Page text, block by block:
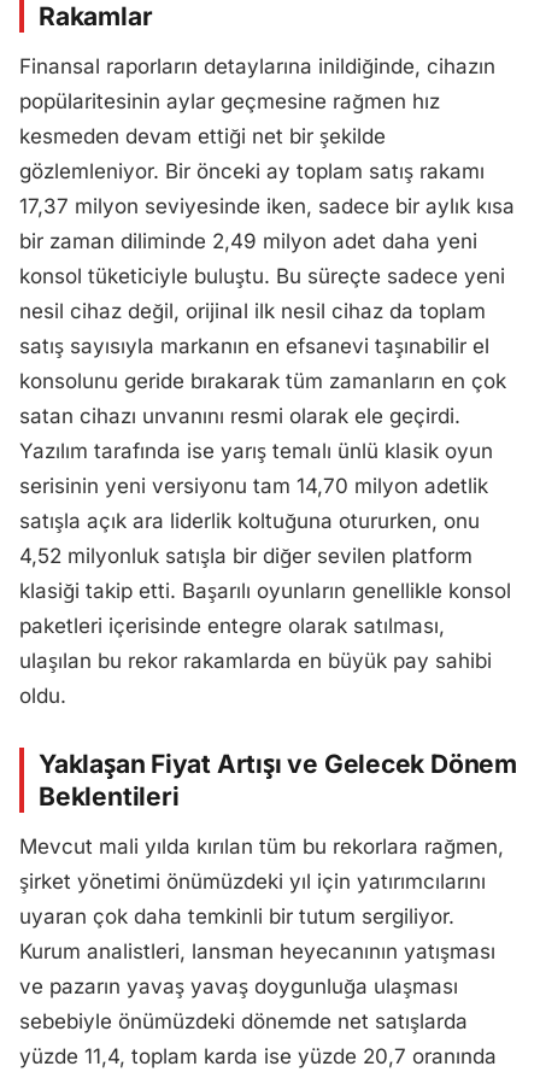
Rakamlar
Finansal raporların detaylarına inildiğinde, cihazın
popülaritesinin aylar geçmesine rağmen hız
kesmeden devam ettiği net bir şekilde
gözlemleniyor. Bir önceki ay toplam satış rakamı
17,37 milyon seviyesinde iken, sadece bir aylık kısa
bir zaman diliminde 2,49 milyon adet daha yeni
konsol tüketiciyle buluştu. Bu süreçte sadece yeni
nesil cihaz değil, orijinal ilk nesil cihaz da toplam
satış sayısıyla markanın en efsanevi taşınabilir el
konsolunu geride bırakarak tüm zamanların en çok
satan cihazı unvanını resmi olarak ele geçirdi.
Yazılım tarafında ise yarış temalı ünlü klasik oyun
serisinin yeni versiyonu tam 14,70 milyon adetlik
satışla açık ara liderlik koltuğuna otururken, onu
4,52 milyonluk satışla bir diğer sevilen platform
klasiği takip etti. Başarılı oyunların genellikle konsol
paketleri içerisinde entegre olarak satılması,
ulaşılan bu rekor rakamlarda en büyük pay sahibi
oldu.
Yaklaşan Fiyat Artışı ve Gelecek Dönem
Beklentileri
Mevcut mali yılda kırılan tüm bu rekorlara rağmen,
şirket yönetimi önümüzdeki yıl için yatırımcılarını
uyaran çok daha temkinli bir tutum sergiliyor.
Kurum analistleri, lansman heyecanının yatışması
ve pazarın yavaş yavaş doygunluğa ulaşması
sebebiyle önümüzdeki dönemde net satışlarda
yüzde 11,4, toplam karda ise yüzde 20,7 oranında